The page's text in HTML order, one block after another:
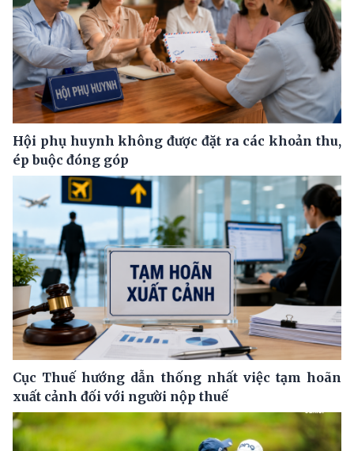
Hội phụ huynh không được đặt ra các khoản thu,
ép buộc đóng góp
Cục Thuế hướng dẫn thống nhất việc tạm hoãn
xuất cảnh đối với người nộp thuế